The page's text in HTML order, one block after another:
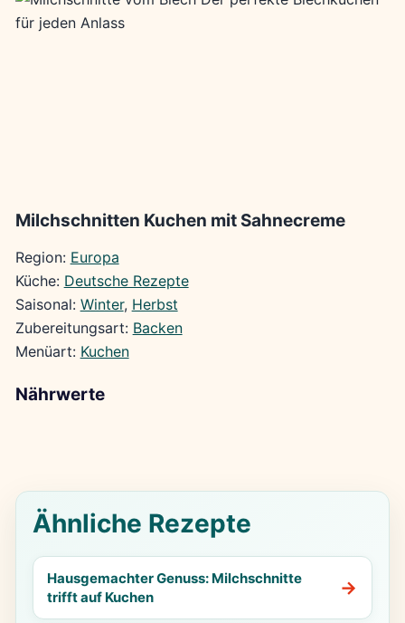
Milchschnitten Kuchen mit Sahnecreme
Region: Europa
Küche: Deutsche Rezepte
Saisonal: Winter, Herbst
Zubereitungsart: Backen
Menüart: Kuchen
Nährwerte
Ähnliche Rezepte
Hausgemachter Genuss: Milchschnitte
trifft auf Kuchen